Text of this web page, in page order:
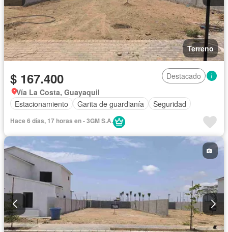
Terreno
$ 167.400
Destacado
Vía La Costa, Guayaquil
Estacionamiento
Garita de guardianía Seguridad
Hace 6 días, 17 horas en - 3GM S.A.